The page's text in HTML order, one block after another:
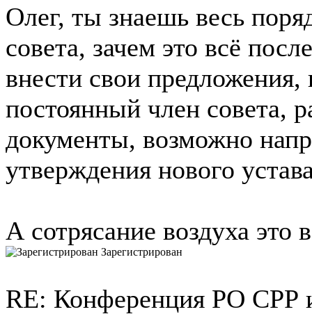
Олег, ты знаешь весь
совета, зачем это всё
внести свои предложения,
постоянный член совета,
документы, возможно
утверждения нового
А сотрясание воздуха это
Зарегистрирован
RE: Конференция РО СРР